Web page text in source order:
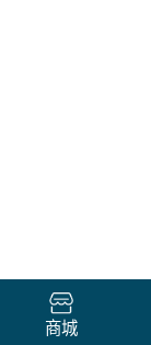
商城